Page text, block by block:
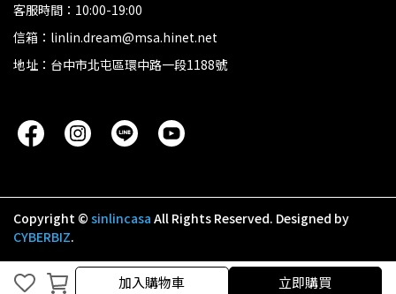
取消 完成
加入購物車 立即購買
客服時間：10:00-19:00
信箱：linlin.dream@msa.hinet.net
地址：台中市北屯區環中路一段1188號
Copyright © sinlincasa All Rights Reserved. Designed by
CYBERBIZ.